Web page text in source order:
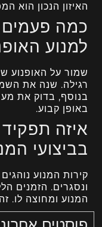
האיזון הנכון הוא
כמה פעמים
למנוע
שמור על האופנוע
בנוסף, בדוק את
באופן קבוע.
איזה
בביצועי
קירות המנוע
ונסגרים. הזמנים
המנוע ומחוצה לו.